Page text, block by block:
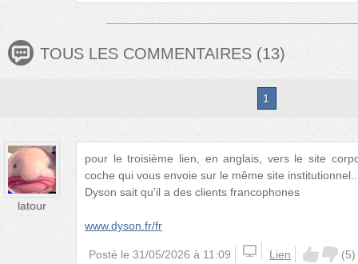
TOUS LES COMMENTAIRES (13)
1
latour
pour le troisième lien, en anglais, vers le site
coche qui vous envoie sur le même site
Dyson sait qu'il a des clients francophones
www.dyson.fr/fr
Posté le 31/05/2026 à 11:09 Lien (5)